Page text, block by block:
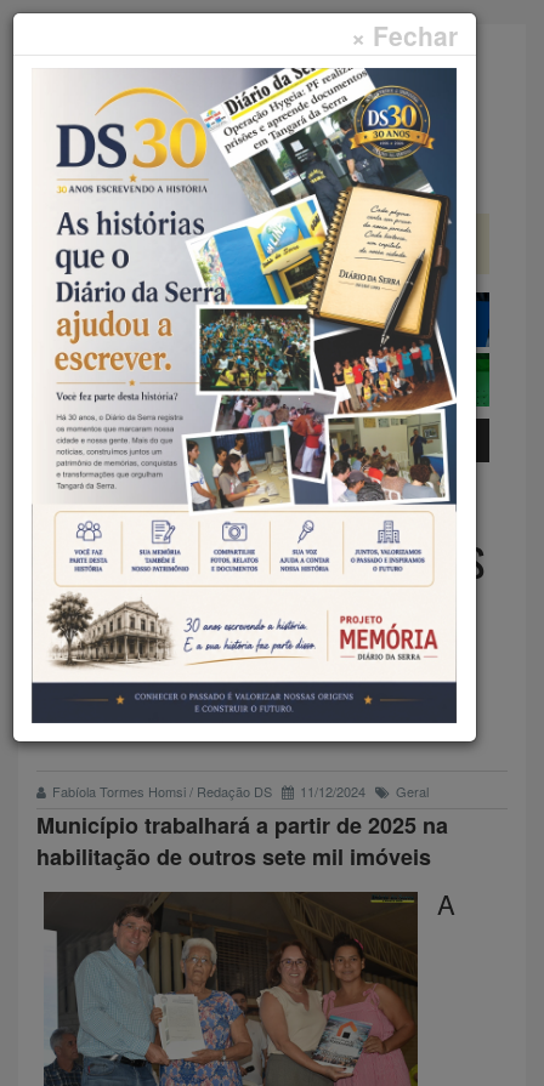
× Fechar
Faça sua pesquisa...
Menu
Início Geral
RETROSPECTIVA – MUNICÍPIO
REGULARIZA 13 LOTEAMENTOS
EM TANGARÁ DA SERRA E
ENTREGA MAIS DE 2,8 MIL
TÍTULOS
Fabíola Tormes Homsi / Redação DS 11/12/2024 Geral
Município trabalhará a partir de 2025 na
habilitação de outros sete mil imóveis
A